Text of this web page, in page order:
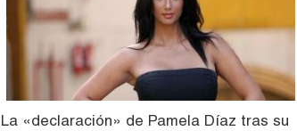
La «declaración» de Pamela Díaz tras su